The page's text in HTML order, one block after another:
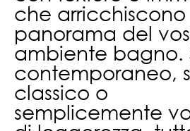
che arricchiscono
panorama del
ambiente bagno.
contemporaneo,
classico o
semplicemente